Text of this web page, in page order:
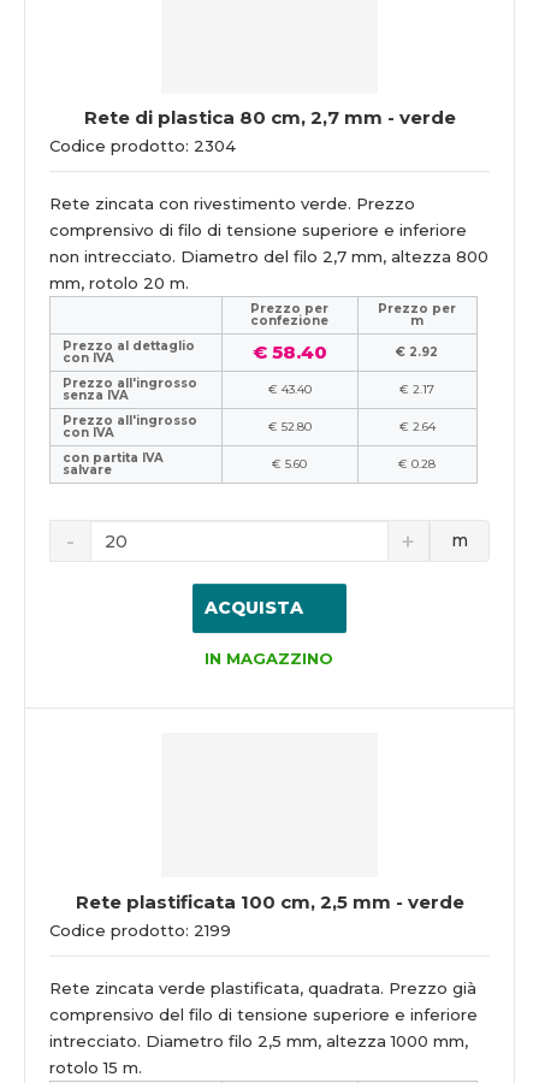
Rete di plastica 80 cm, 2,7 mm - verde
Codice prodotto: 2304
Rete zincata con rivestimento verde. Prezzo
comprensivo di filo di tensione superiore e inferiore
non intrecciato. Diametro del filo 2,7 mm, altezza 800
mm, rotolo 20 m.
Prezzo per
confezione
Prezzo per
m
Prezzo al dettaglio
con IVA € 58.40
€ 2.92
Prezzo all'ingrosso
senza IVA € 43.40
€ 2.17
Prezzo all'ingrosso
con IVA € 52.80
€ 2.64
con partita IVA
salvare € 5.60 € 0.28
m
ACQUISTA
IN MAGAZZINO
Rete plastificata 100 cm, 2,5 mm - verde
Codice prodotto: 2199
Rete zincata verde plastificata, quadrata. Prezzo già
comprensivo del filo di tensione superiore e inferiore
intrecciato. Diametro filo 2,5 mm, altezza 1000 mm,
rotolo 15 m.